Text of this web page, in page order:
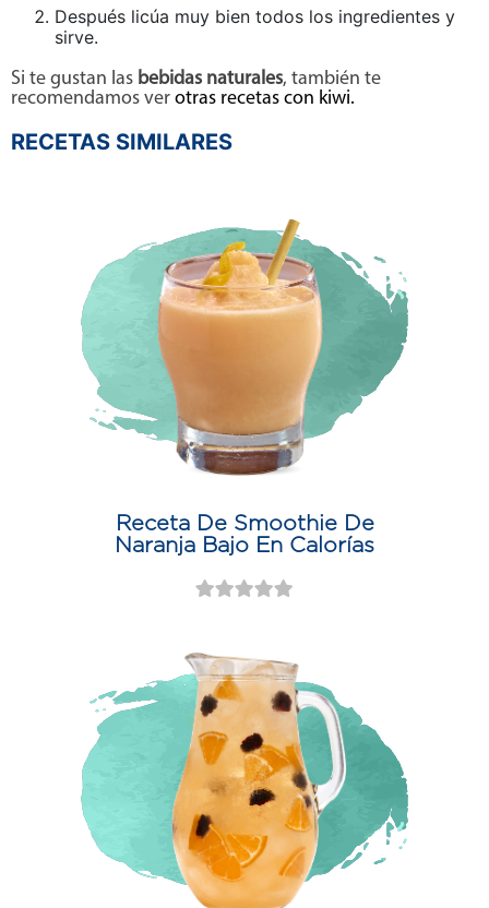
Después licúa muy bien todos los ingredientes y
sirve.
Si te gustan las bebidas naturales, también te
recomendamos ver otras recetas con kiwi.
RECETAS SIMILARES
Receta De Smoothie De
Naranja Bajo En Calorías